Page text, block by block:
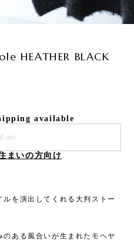
4/7
HEATHER BLACK
available
out
まいの方向け
を演出してくれる大判ストー
ある風合いが生まれたモヘヤ